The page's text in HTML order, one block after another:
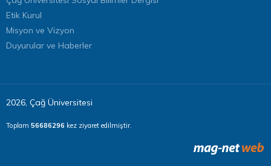
Etik Kurul
Misyon ve Vizyon
Duyurular ve Haberler
2026, Çağ Üniversitesi
Toplam 56686296 kez ziyaret edilmiştir.